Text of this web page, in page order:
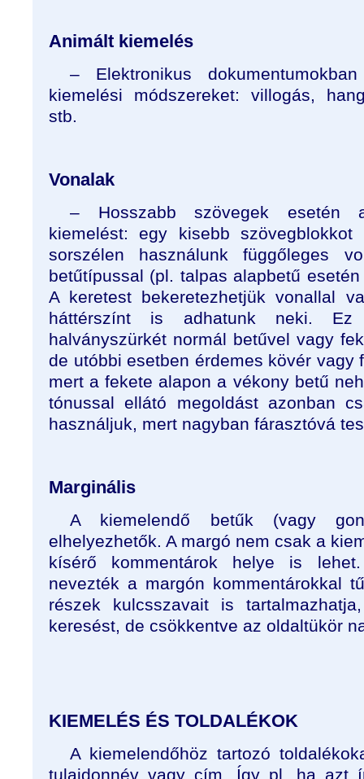
Animált kiemelés
– Elektronikus
kiemelési módszereket: villogás,
stb.
Vonalak
– Hosszabb szövegek esetén
kiemelést: egy kisebb
sorszélen használunk függőleges
betűtípussal (pl. talpas alapbetű
A keretest bekeretezhetjük vonallal
háttérszínt is adhatunk neki. Ez
halványszürkét normál betűvel vagy
de utóbbi esetben érdemes kövér vagy
mert a fekete alapon a vékony betű
tónussal ellátó megoldást azonban
használjuk, mert nagyban fárasztóvá
Marginális
A kiemelendő betűk (vagy
elhelyezhetők. A margó nem csak a
kísérő kommentárok helye is
nevezték a margón kommentárokkal
részek kulcsszavait is
keresést, de csökkentve az oldaltükör
KIEMELÉS ÉS TOLDALÉKOK
A kiemelendőhöz tartozó
tulajdonnév vagy cím. Így pl. ha azt